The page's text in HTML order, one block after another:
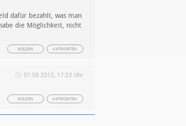
dafür bezahlt, was man
die Möglichkeit, nicht
ANTWORTEN
MELDEN
01.08.2012, 17:23 Uhr
ANTWORTEN
MELDEN